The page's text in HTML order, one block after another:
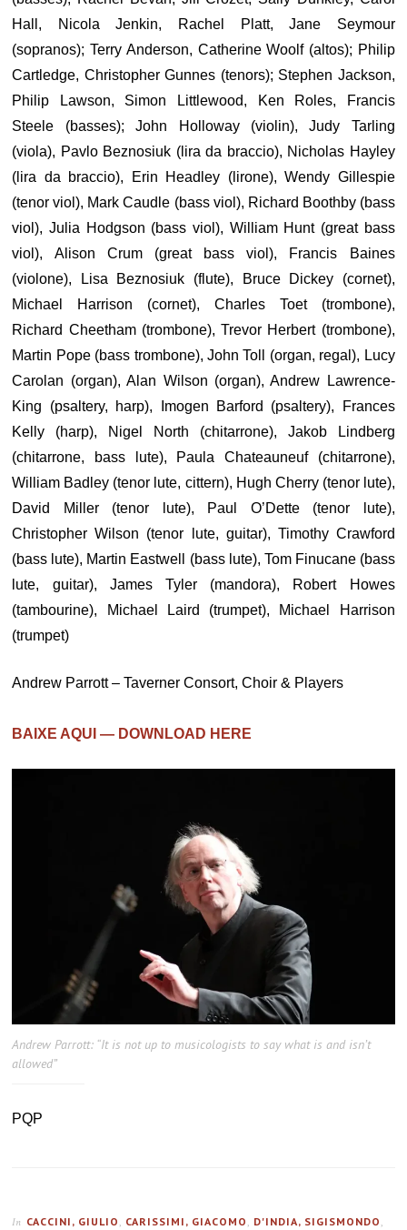
Hall, Nicola Jenkin, Rachel Platt, Jane Seymour
(sopranos); Terry Anderson, Catherine Woolf (altos); Philip
Cartledge, Christopher Gunnes (tenors); Stephen Jackson,
Philip Lawson, Simon Littlewood, Ken Roles, Francis
Steele (basses); John Holloway (violin), Judy Tarling
(viola), Pavlo Beznosiuk (lira da braccio), Nicholas Hayley
(lira da braccio), Erin Headley (lirone), Wendy Gillespie
(tenor viol), Mark Caudle (bass viol), Richard Boothby (bass
viol), Julia Hodgson (bass viol), William Hunt (great bass
viol), Alison Crum (great bass viol), Francis Baines
(violone), Lisa Beznosiuk (flute), Bruce Dickey (cornet),
Michael Harrison (cornet), Charles Toet (trombone),
Richard Cheetham (trombone), Trevor Herbert (trombone),
Martin Pope (bass trombone), John Toll (organ, regal), Lucy
Carolan (organ), Alan Wilson (organ), Andrew Lawrence-
King (psaltery, harp), Imogen Barford (psaltery), Frances
Kelly (harp), Nigel North (chitarrone), Jakob Lindberg
(chitarrone, bass lute), Paula Chateauneuf (chitarrone),
William Badley (tenor lute, cittern), Hugh Cherry (tenor lute),
David Miller (tenor lute), Paul O’Dette (tenor lute),
Christopher Wilson (tenor lute, guitar), Timothy Crawford
(bass lute), Martin Eastwell (bass lute), Tom Finucane (bass
lute, guitar), James Tyler (mandora), Robert Howes
(tambourine), Michael Laird (trumpet), Michael Harrison
(trumpet)
Andrew Parrott – Taverner Consort, Choir & Players
BAIXE AQUI — DOWNLOAD HERE
Andrew Parrott: “It is not up to musicologists to say what is and isn’t
allowed”
PQP
In CACCINI, GIULIO CARISSIMI, GIACOMO D'INDIA, SIGISMONDO